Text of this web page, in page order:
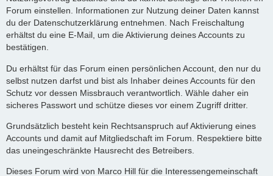
Forum einstellen. Informationen zur Nutzung deiner Daten kannst
du der Datenschutzerklärung entnehmen. Nach Freischaltung
erhältst du eine E-Mail, um die Aktivierung deines Accounts zu
bestätigen.
Du erhältst für das Forum einen persönlichen Account, den nur du
selbst nutzen darfst und bist als Inhaber deines Accounts für den
Schutz vor dessen Missbrauch verantwortlich. Wähle daher ein
sicheres Passwort und schütze dieses vor einem Zugriff dritter.
Grundsätzlich besteht kein Rechtsanspruch auf Aktivierung eines
Accounts und damit auf Mitgliedschaft im Forum. Respektiere bitte
das uneingeschränkte Hausrecht des Betreibers.
Dieses Forum wird von Marco Hill für die Interessengemeinschaft